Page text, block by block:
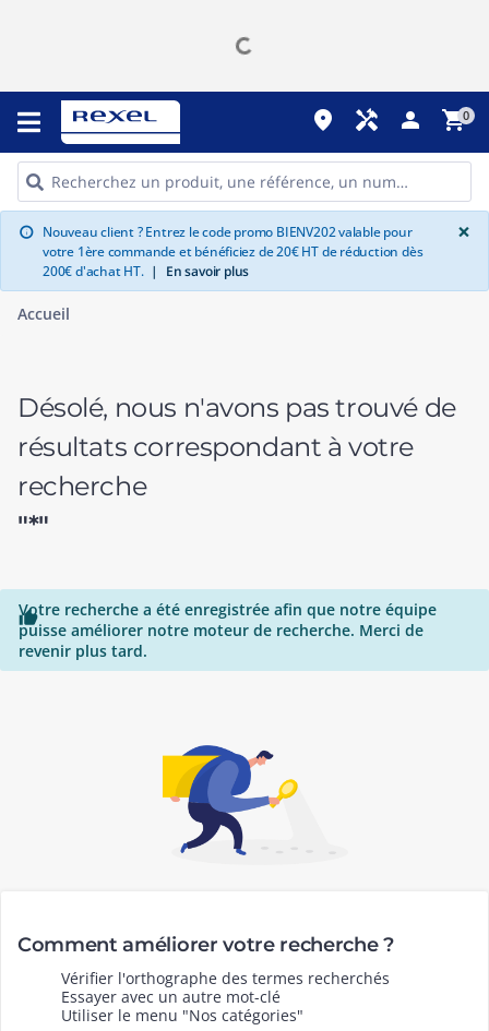
place handyman person shopping_cart0
info Nouveau client ? Entrez le code promo BIENV202 valable pour
votre 1ère commande et bénéficiez de 20€ HT de réduction dès
200€ d'achat HT. | En savoir plus
×
Accueil
Désolé, nous n'avons pas trouvé de
résultats correspondant à votre
recherche
"*"

Votre recherche a été enregistrée afin que notre équipe
puisse améliorer notre moteur de recherche. Merci de
revenir plus tard.
Comment améliorer votre recherche ?
Vérifier l'orthographe des termes recherchés
Essayer avec un autre mot-clé
Utiliser le menu "Nos catégories"